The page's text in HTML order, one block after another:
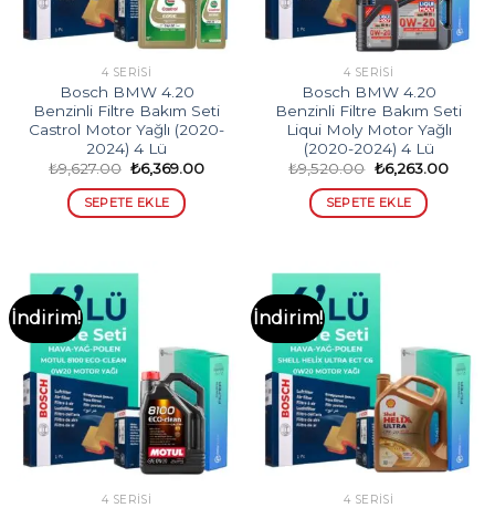
4 SERISI
Bosch BMW 4.20
Benzinli Filtre Bakım Seti
Castrol Motor Yağlı (2020-
2024) 4 Lü
₺9,627.00 Orijinal
fiyat:
₺9,627.00.
₺6,369.00Şu
SEPETE EKLE
4 SERISI
Bosch BMW 4.20
Benzinli Filtre Bakım Seti
Liqui Moly Motor Yağlı
(2020-2024) 4 Lü
₺9,520.00 Orijinal
fiyat:
₺9,520.00.
₺6,263.00Şu
SEPETE EKLE
İndirim!
4 SERISI
İndirim!
4 SERISI